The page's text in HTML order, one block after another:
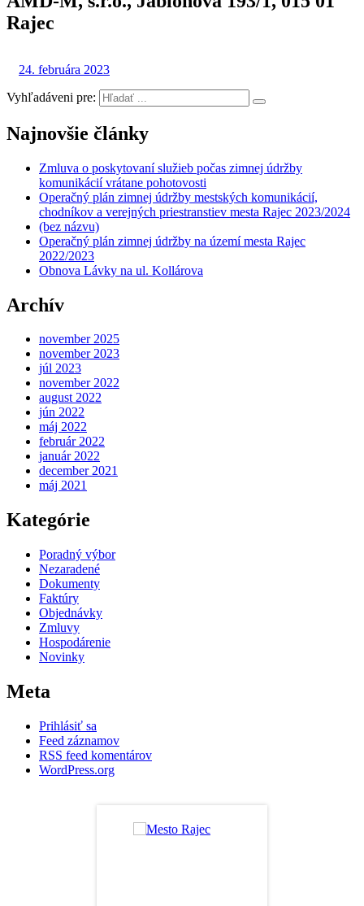
Rajec
24. februára 2023
Vyhľadáveni pre:
Najnovšie články
Zmluva o poskytovaní služieb počas zimnej údržby
komunikácií vrátane pohotovosti
Operačný plán zimnej údržby mestských komunikácií,
chodníkov a verejných priestranstiev mesta Rajec 2023/2024
(bez názvu)
Operačný plán zimnej údržby na území mesta Rajec
2022/2023
Obnova Lávky na ul. Kollárova
Archív
november 2025
november 2023
júl 2023
november 2022
august 2022
jún 2022
máj 2022
február 2022
január 2022
december 2021
máj 2021
Kategórie
Poradný výbor
Nezaradené
Dokumenty
Faktúry
Objednávky
Zmluvy
Hospodárenie
Novinky
Meta
Prihlásiť sa
Feed záznamov
RSS feed komentárov
WordPress.org